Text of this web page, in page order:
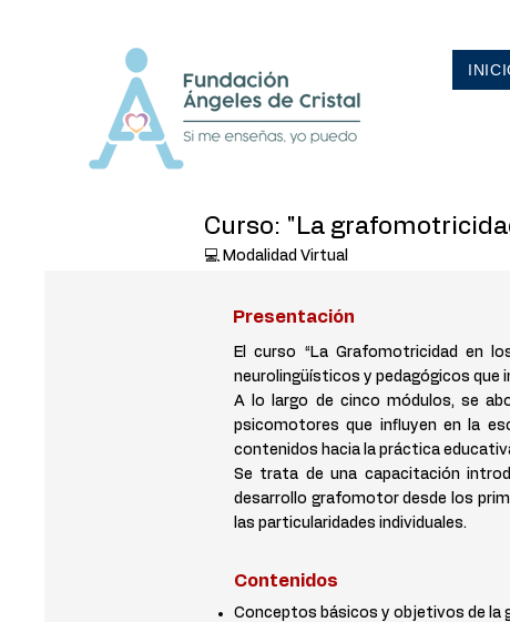
Curso: "La
💻 Modalidad Virtual
Presentación
El curso “La Grafomotricidad en
neurolingüísticos y pedagógicos que
A lo largo de cinco módulos, se
psicomotores que influyen en la
contenidos hacia la práctica
Se trata de una capacitación
desarrollo grafomotor desde los
las particularidades individuales.
Contenidos
Conceptos básicos y objetivos de la